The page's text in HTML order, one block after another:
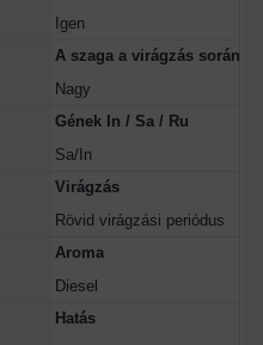
Igen
A szaga a virágzás során
Nagy
Gének In / Sa / Ru
Sa/In
Virágzás
Rövid virágzási periódus
Aroma
Diesel
Hatás